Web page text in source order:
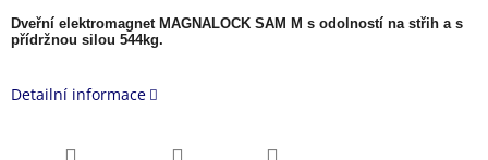
Dveřní elektromagnet MAGNALOCK SAM M s odolností na střih a s
přídržnou silou 544kg.
Detailní informace